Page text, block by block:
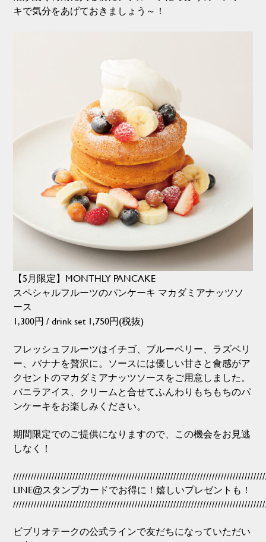
キで気分をあげておきましょう～！
【5月限定】MONTHLY PANCAKE
スペシャルフルーツのパンケーキ マカダミアナッツソ
ース
1,300円 / drink set 1,750円(税抜)
フレッシュフルーツはイチゴ、ブルーベリー、ラズベリ
ー、バナナを贅沢に。ソースには優しい甘さと食感がア
クセントのマカダミアナッツソースをご用意しました。
バニラアイス、クリームと合せてふんわりもちもちのパ
ンケーキをお楽しみください。
期間限定でのご提供になりますので、この機会をお見逃
しなく！
LINE@スタンプカードでお得に！嬉しいプレゼントも！
ビブリオテークの公式ラインで友だちになっていただい